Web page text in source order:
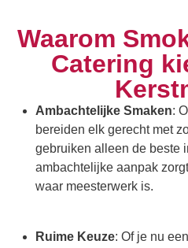
Waarom
Catering
Ambachtelijke Smaken:
bereiden elk gerecht met
gebruiken alleen de beste
ambachtelijke aanpak
waar meesterwerk is.
Ruime Keuze: Of je nu